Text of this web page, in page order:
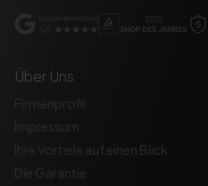
Über Uns
Firmenprofil
Impressum
Ihre Vorteile auf einen Blick
Die Garantie